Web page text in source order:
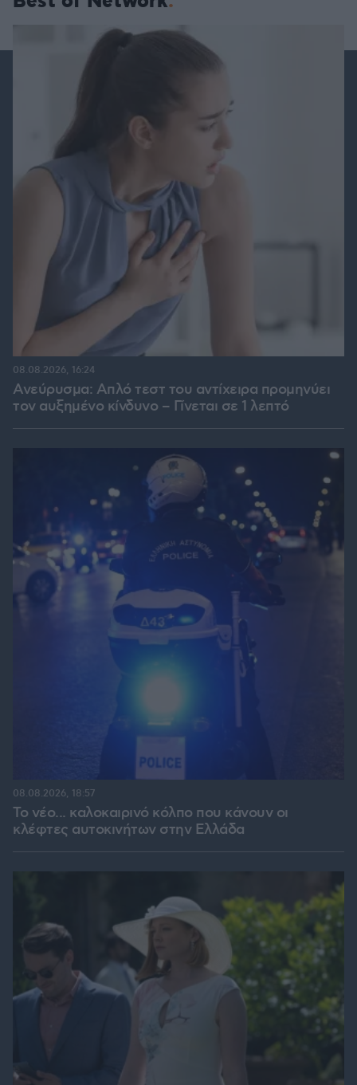
Ανεύρυσμα: Απλό τεστ του αντίχειρα προμηνύει
τον αυξημένο κίνδυνο – Γίνεται σε 1 λεπτό
08.08.2026, 16:24
Το νέο... καλοκαιρινό κόλπο που κάνουν οι
κλέφτες αυτοκινήτων στην Ελλάδα
08.08.2026, 18:57